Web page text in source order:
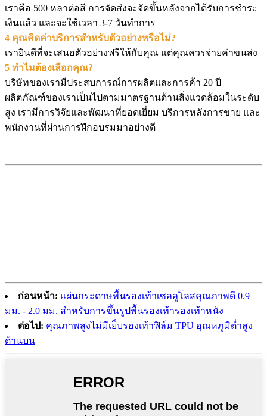
เราคือ 500 หลาต่อสี การจัดส่งจะจัดขึ้นหลังจากได้รับการชำระ
เงินแล้ว และจะใช้เวลา 3-7 วันทำการ
4 คุณคิดค่าบริการสำหรับตัวอย่างหรือไม่?
เรายินดีที่จะเสนอตัวอย่างฟรีให้กับคุณ แต่คุณควรจ่ายค่าขนส่ง
5 ทำไมต้องเลือกคุณ?
บริษัทของเรามีประสบการณ์การผลิตและการค้า 20 ปี
ผลิตภัณฑ์ของเราเป็นไปตามมาตรฐานด้านสิ่งแวดล้อมในระดับ
สูง เรามีการวิจัยและพัฒนาที่ยอดเยี่ยม บริการหลังการขาย และ
พนักงานที่ผ่านการฝึกอบรมมาอย่างดี
ก่อนหน้า: แผ่นกระดาษพื้นรองเท้าเซลลูโลสคุณภาพดี 0.9
มม. - 2.0 มม. สำหรับการขึ้นรูปพื้นรองเท้ารองเท้าหนัง
ต่อไป: คุณภาพสูงไม่มีเย็บรองเท้าฟิล์ม TPU อุณหภูมิต่ำสูง
ด้านบน